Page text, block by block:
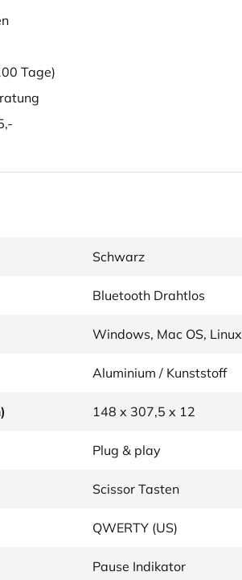
Tage)
Schwarz
Bluetooth Drahtlos
Windows, Mac OS, Linux
Aluminium / Kunststoff
148 x 307,5 x 12
Plug & play
Scissor Tasten
QWERTY (US)
Pause Indikator